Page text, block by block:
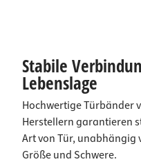
Stabile
Lebenslage
Hochwertige Türbänder
Herstellern garantieren
Art von Tür, unabhängig
Größe und Schwere.